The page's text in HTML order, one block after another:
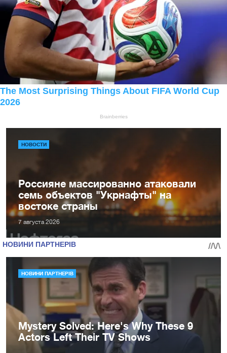
НОВОСТИ
Россияне массированно атаковали
семь объектов "Укрнафты" на
востоке страны
7 августа 2026